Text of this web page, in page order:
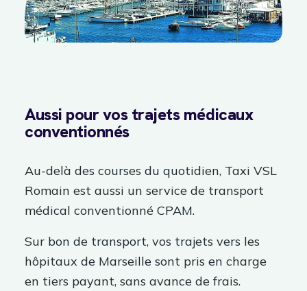
Aussi pour vos trajets médicaux
conventionnés
Au-delà des courses du quotidien, Taxi VSL
Romain est aussi un service de transport
médical conventionné CPAM.
Sur bon de transport, vos trajets vers les
hôpitaux de Marseille sont pris en charge
en tiers payant, sans avance de frais.